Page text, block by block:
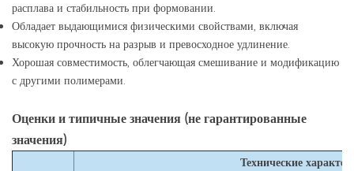
расплава и стабильность при формовании.
Обладает выдающимися физическими свойствами, включая
высокую прочность на разрыв и превосходное удлинение.
Хорошая совместимость, облегчающая смешивание и модификацию
с другими полимерами.
Оценки и типичные значения (не гарантированные
значения)
Технические